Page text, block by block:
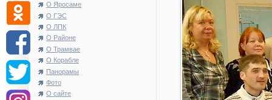
О Яросаме
О ГЭС
О ЛПК
О Районе
О Трамвае
О Корабле
Панорамы
Фото
О сайте